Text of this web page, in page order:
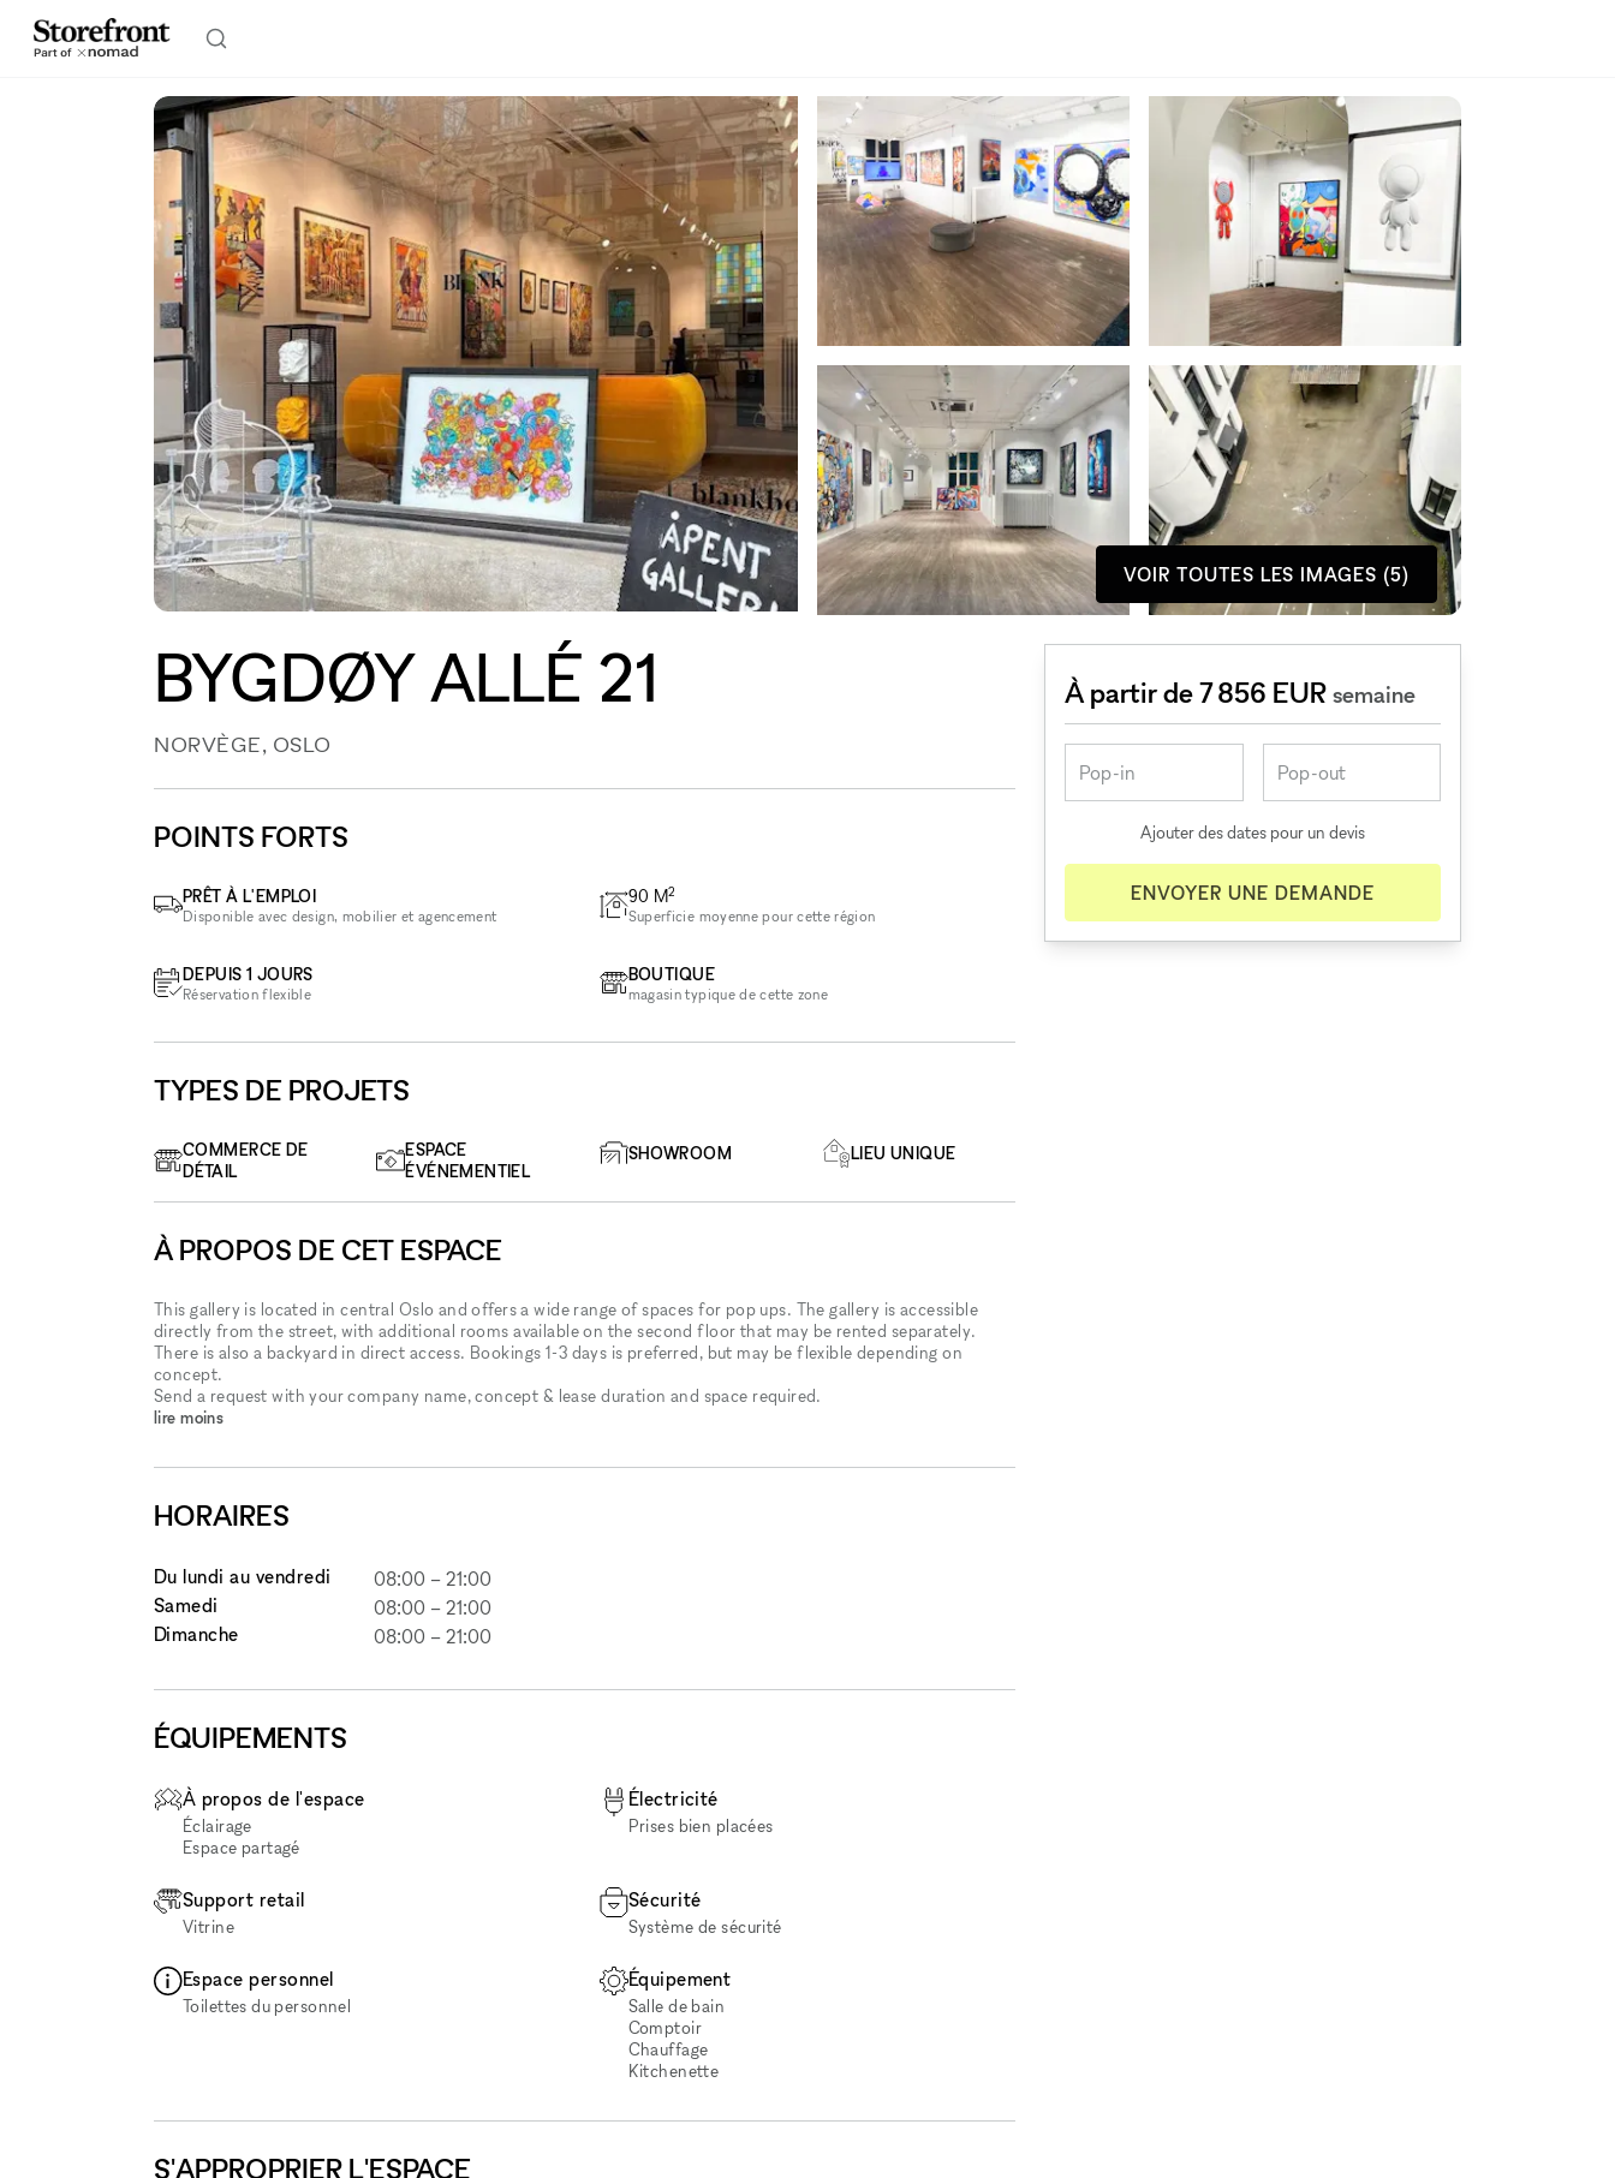
VOIR TOUTES LES IMAGES (5)
BYGDØY ALLÉ 21
NORVÈGE, OSLO
POINTS FORTS
PRÊT À L'EMPLOI
Disponible avec design, mobilier et agencement
DEPUIS 1 JOURS
Réservation flexible
90 M2
Superficie moyenne pour cette région
BOUTIQUE
magasin typique de cette zone
TYPES DE PROJETS
COMMERCE DE
DÉTAIL
ESPACE
ÉVÉNEMENTIEL
SHOWROOM LIEU UNIQUE
À PROPOS DE CET ESPACE
This gallery is located in central Oslo and offers a wide range of spaces for pop ups. The gallery is accessible
directly from the street, with additional rooms available on the second floor that may be rented separately.
There is also a backyard in direct access. Bookings 1-3 days is preferred, but may be flexible depending on
concept.
Send a request with your company name, concept & lease duration and space required.
lire moins
HORAIRES
Du lundi au vendredi 08:00 –21:00
Samedi
08:00 –21:00
Dimanche
08:00 –21:00
ÉQUIPEMENTS
À propos de l'espace
Éclairage
Espace partagé
Électricité
Prises bien placées
Support retail
Vitrine
Sécurité
Système de sécurité
Espace personnel
Toilettes du personnel
Équipement
Salle de bain
Comptoir
Chauffage
Kitchenette
S'APPROPRIER L'ESPACE
À partir de 7 856 EURsemaine
Ajouter des dates pour un devis
ENVOYER UNE DEMANDE